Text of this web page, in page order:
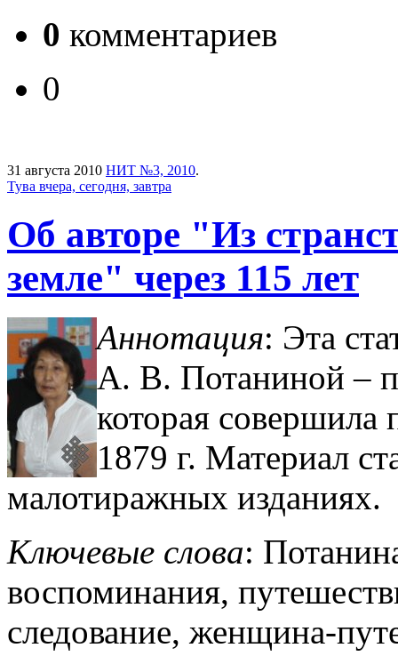
0 комментариев
0
31 августа 2010 НИТ №3, 2010.
Тува вчера, сегодня, завтра
Об авторе "Из
земле" через 115 лет
Аннотация: Эта
А. В. Потани­ной –
которая совершила
1879 г. Материал
малотиражных изданиях.
Ключевые слова:
воспоминания,
сле­дование, женщина-